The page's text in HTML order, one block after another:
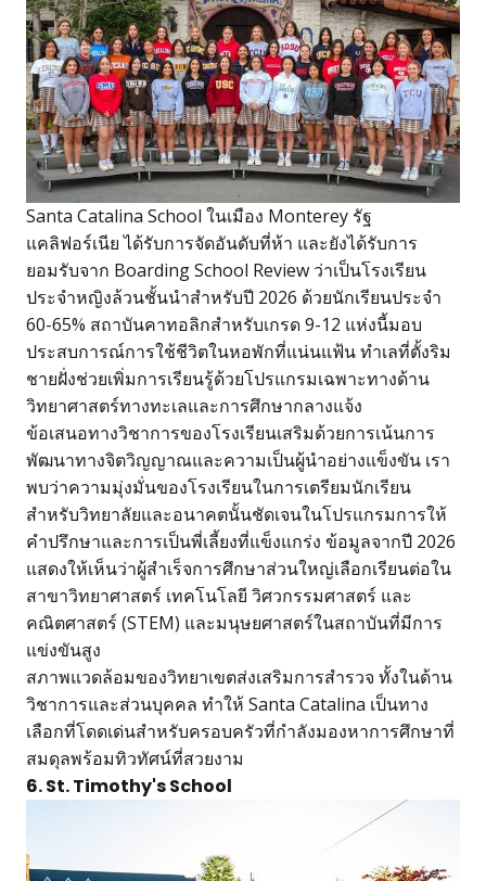
Santa Catalina School ในเมือง Monterey รัฐ
แคลิฟอร์เนีย ได้รับการจัดอันดับที่ห้า และยังได้รับการ
ยอมรับจาก Boarding School Review ว่าเป็นโรงเรียน
ประจำหญิงล้วนชั้นนำสำหรับปี 2026 ด้วยนักเรียนประจำ
60-65% สถาบันคาทอลิกสำหรับเกรด 9-12 แห่งนี้มอบ
ประสบการณ์การใช้ชีวิตในหอพักที่แน่นแฟ้น ทำเลที่ตั้งริม
ชายฝั่งช่วยเพิ่มการเรียนรู้ด้วยโปรแกรมเฉพาะทางด้าน
วิทยาศาสตร์ทางทะเลและการศึกษากลางแจ้ง
ข้อเสนอทางวิชาการของโรงเรียนเสริมด้วยการเน้นการ
พัฒนาทางจิตวิญญาณและความเป็นผู้นำอย่างแข็งขัน เรา
พบว่าความมุ่งมั่นของโรงเรียนในการเตรียมนักเรียน
สำหรับวิทยาลัยและอนาคตนั้นชัดเจนในโปรแกรมการให้
คำปรึกษาและการเป็นพี่เลี้ยงที่แข็งแกร่ง ข้อมูลจากปี 2026
แสดงให้เห็นว่าผู้สำเร็จการศึกษาส่วนใหญ่เลือกเรียนต่อใน
สาขาวิทยาศาสตร์ เทคโนโลยี วิศวกรรมศาสตร์ และ
คณิตศาสตร์ (STEM) และมนุษยศาสตร์ในสถาบันที่มีการ
แข่งขันสูง
สภาพแวดล้อมของวิทยาเขตส่งเสริมการสำรวจ ทั้งในด้าน
วิชาการและส่วนบุคคล ทำให้ Santa Catalina เป็นทาง
เลือกที่โดดเด่นสำหรับครอบครัวที่กำลังมองหาการศึกษาที่
สมดุลพร้อมทิวทัศน์ที่สวยงาม
6. St. Timothy's School